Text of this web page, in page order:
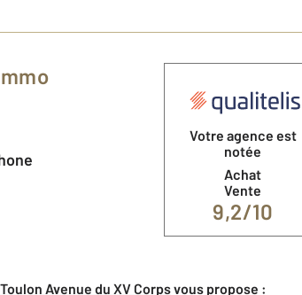
Votre agence est
notée
Achat
Vente
9,2/10
Avenue du XV Corpsvous propose :